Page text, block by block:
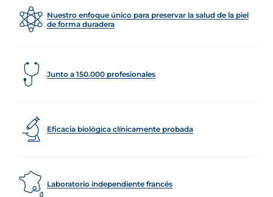
Nuestro enfoque único para preservar la salud de la piel
de forma duradera
Junto a 150.000 profesionales
Eficacia biológica clínicamente probada
Laboratorio independiente francés